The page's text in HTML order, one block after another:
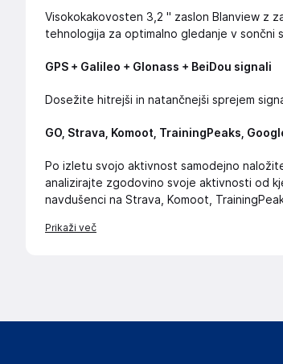
Visokokakovosten 3,2 '' zaslon Blanview z
tehnologija za optimalno gledanje v sončni
GPS + Galileo + Glonass + BeiDou signali
Dosežite hitrejši in natančnejši sprejem
GO, Strava, Komoot, TrainingPeaks,
Po izletu svojo aktivnost samodejno
analizirajte zgodovino svoje aktivnosti od
navdušenci na Strava, Komoot,
Prikaži več